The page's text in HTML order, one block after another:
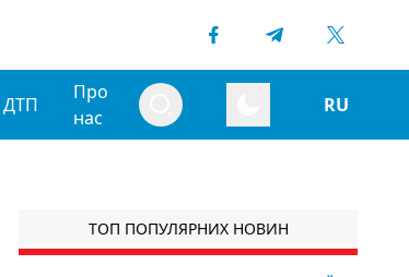
ДТП
Про
нас
RU
ТОП ПОПУЛЯРНИХ НОВИН